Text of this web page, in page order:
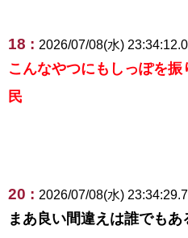
18 : 2026/07/08(水)
こんなやつにもしっぽを
民
20 : 2026/07/08(水)
まあ良い間違えは誰でもあ